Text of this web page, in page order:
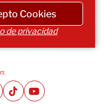
Cookies
de privacidad